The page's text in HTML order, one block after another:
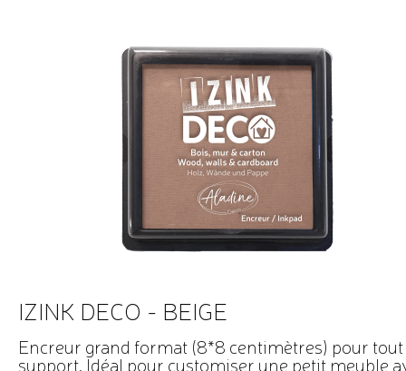
IZINK DECO - BEIGE
Encreur grand format (8*8 centimètres) pour tout
support. Idéal pour customiser une petit meuble